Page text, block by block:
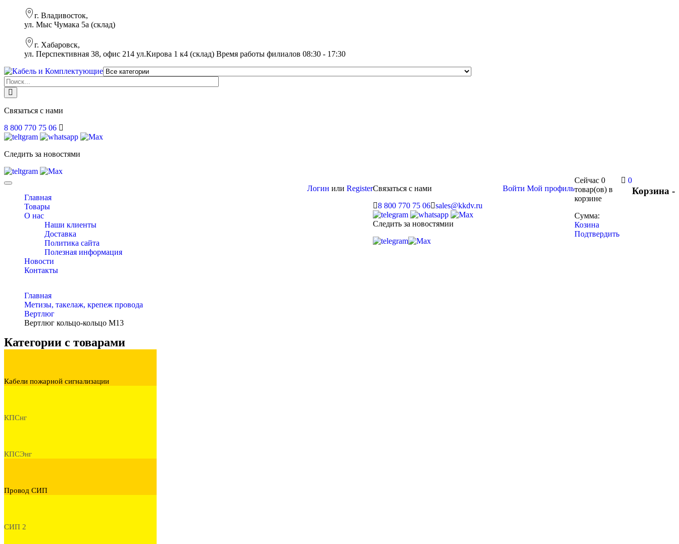
г. Владивосток,
ул. Мыс Чумака 5а (склад)
г. Хабаровск,
ул. Перспективная 38, офис 214 ул.Кирова 1 к4 (склад) Время работы филиалов 08:30 - 17:30
Связаться с нами
8 800 770 75 06
Следить за новостями
Корзина -
0
Сейчас 0
товар(ов) в
корзине
Сумма:
Козина
Подтвердить
Войти Мой профиль
Связаться с нами
8 800 770 75 06 sales@kkdv.ru
Следить за новостямии
Toggle
navigationГлавная
Товары
О нас
Наши клиенты
Доставка
Политика сайта
Полезная информация
Новости
Контакты
Логин или Register
Главная
Метизы, такелаж, крепеж провода
Вертлюг
Вертлюг кольцо-кольцо М13
Категории с товарами
Кабели пожарной сигнализации
КПСнг
КПСЭнг
Провод СИП
СИП 2